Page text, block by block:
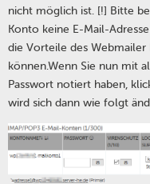
nicht möglich ist. [!] Bitte
Konto keine E-Mail-
die Vorteile des
können.Wenn Sie nun mit
Passwort notiert haben,
wird sich dann wie folgt